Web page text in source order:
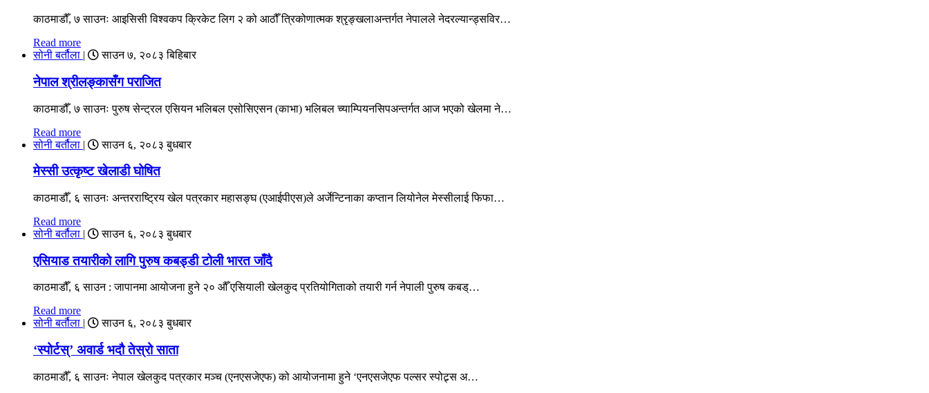
काठमाडौँ, ७ साउनः आइसिसी विश्वकप क्रिकेट लिग २ को आठौँ त्रिकोणात्मक श्रृङ्खलाअन्तर्गत नेपालले नेदरल्यान्ड्सविर…
Read more
सोनी बर्तौला | साउन ७, २०८३ बिहिबार
नेपाल श्रीलङ्कासँग पराजित
काठमाडौँ, ७ साउनः पुरुष सेन्ट्रल एसियन भलिबल एसोसिएसन (काभा) भलिबल च्याम्पियनसिपअन्तर्गत आज भएको खेलमा ने…
Read more
सोनी बर्तौला | साउन ६, २०८३ बुधबार
मेस्सी उत्कृष्ट खेलाडी घोषित
काठमाडौँ, ६ साउनः अन्तरराष्ट्रिय खेल पत्रकार महासङ्घ (एआईपीएस)ले अर्जेन्टिनाका कप्तान लियोनेल मेस्सीलाई फिफा…
Read more
सोनी बर्तौला | साउन ६, २०८३ बुधबार
एसियाड तयारीको लागि पुरुष कबड्डी टोली भारत जाँदै
काठमाडौँ, ६ साउन : जापानमा आयोजना हुने २० औँ एसियाली खेलकुद प्रतियोगिताको तयारी गर्न नेपाली पुरुष कबड्…
Read more
सोनी बर्तौला | साउन ६, २०८३ बुधबार
‘स्पोर्टस्’ अवार्ड भदौ तेस्रो साता
काठमाडौँ, ६ साउनः नेपाल खेलकुद पत्रकार मञ्च (एनएसजेएफ) को आयोजनामा हुने ‘एनएसजेएफ पल्सर स्पोट्र्स अ…